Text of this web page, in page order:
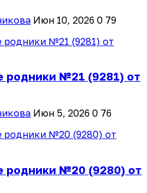
Июн 10, 2026 0 79
родники №21 (9281) от
Июн 5, 2026 0 76
родники №20 (9280) от